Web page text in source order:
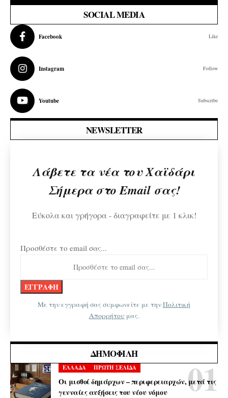
SOCIAL MEDIA
Facebook Like
Instagram Follow
Youtube Subscribe
NEWSLETTER
Λάβετε τα νέα του Χαϊδάρι
Σήμερα στο Email σας!
Εύκολα και γρήγορα - διαγραφείτε με 1 κλικ!
Προσθέστε το email σας...
Με την εγγραφή σας συμφωνείτε με τηνΠολιτική
Απορρήτου μας.
ΔΗΜΟΦΙΛΉ
ΕΛΛΑΔΑ ΠΡΩΤΗ ΣΕΛΙΔΑ
Οι μισθοί δημάρχων – περιφερειαρχών, μετά τις
γενναίες αυξήσεις του νέου νόμου